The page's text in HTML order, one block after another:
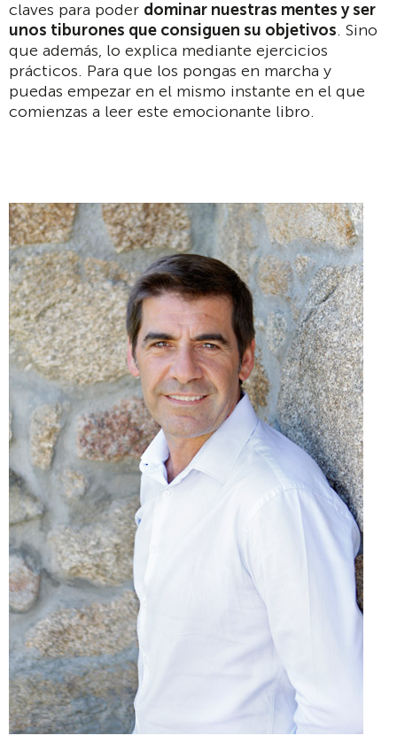
claves para poder dominar nuestras mentes y ser
unos tiburones que consiguen su objetivos. Sino
que además, lo explica mediante ejercicios
prácticos. Para que los pongas en marcha y
puedas empezar en el mismo instante en el que
comienzas a leer este emocionante libro.